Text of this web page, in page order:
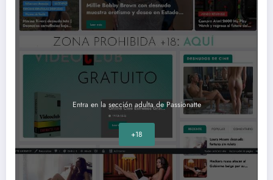
Entra en la sección adulta de Passionatte
+18